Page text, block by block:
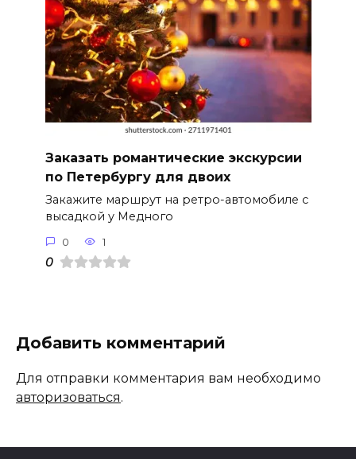
Заказать романтические экскурсии
по Петербургу для двоих
Закажите маршрут на ретро-автомобиле с
высадкой у Медного
0 1
0
Добавить комментарий
Для отправки комментария вам необходимо
авторизоваться.